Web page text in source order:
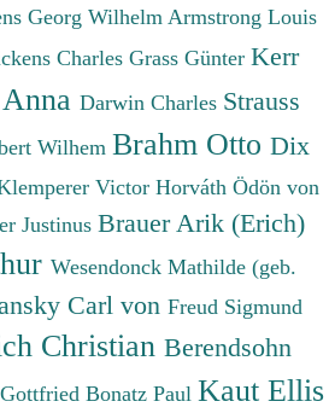
Georg Wilhelm Armstrong Louis
Charles Grass Günter Kerr
Darwin Charles Strauss
Wilhem Brahm Otto Dix
Victor Horváth Ödön von
Justinus Brauer Arik (Erich)
Wesendonck Mathilde (geb.
Carl von Freud Sigmund
Christian Berendsohn
Bonatz Paul Kaut Ellis